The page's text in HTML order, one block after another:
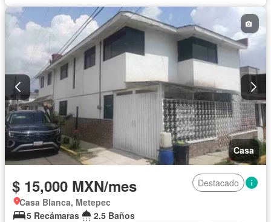
Sin amueblar
Casa
$ 15,000 MXN/mes
Destacado
Casa Blanca, Metepec
5 Recámaras
2.5 Baños